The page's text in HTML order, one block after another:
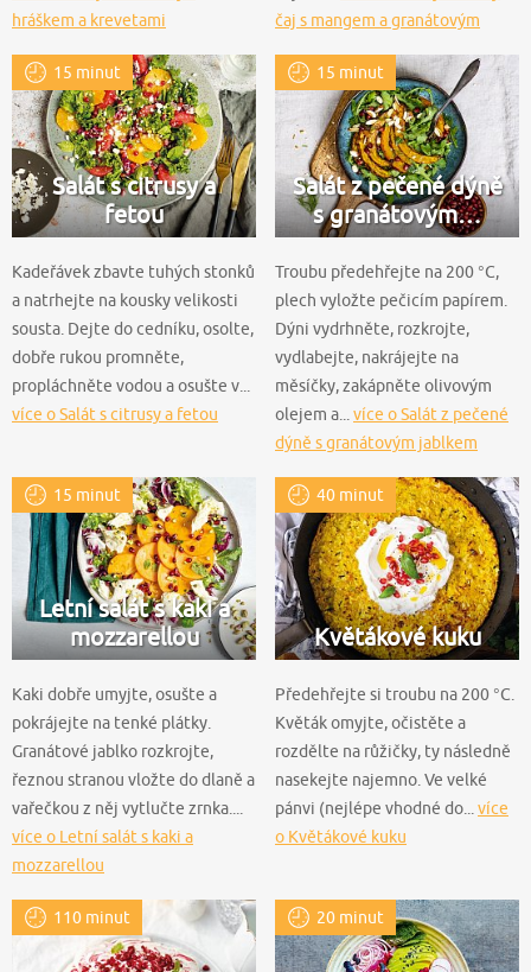
hráškem a krevetami
čaj s mangem a granátovým
15 minut
Salát s citrusy a
fetou
Kadeřávek zbavte tuhých stonků
a natrhejte na kousky velikosti
sousta. Dejte do cedníku, osolte,
dobře rukou promněte,
propláchněte vodou a osušte v...
více o Salát s citrusy a fetou
15 minut
Salát z pečené dýně
s granátovým…
Troubu předehřejte na 200 °C,
plech vyložte pečicím papírem.
Dýni vydrhněte, rozkrojte,
vydlabejte, nakrájejte na
měsíčky, zakápněte olivovým
olejem a... více o Salát z pečené
dýně s granátovým jablkem
15 minut
Letní salát s kaki a
mozzarellou
Kaki dobře umyjte, osušte a
pokrájejte na tenké plátky.
Granátové jablko rozkrojte,
řeznou stranou vložte do dlaně a
vařečkou z něj vytlučte zrnka....
více o Letní salát s kaki a
mozzarellou
40 minut
Květákové kuku
Předehřejte si troubu na 200 °C.
Květák omyjte, očistěte a
rozdělte na růžičky, ty následně
nasekejte najemno. Ve velké
pánvi (nejlépe vhodné do...více
o Květákové kuku
110 minut 20 minut